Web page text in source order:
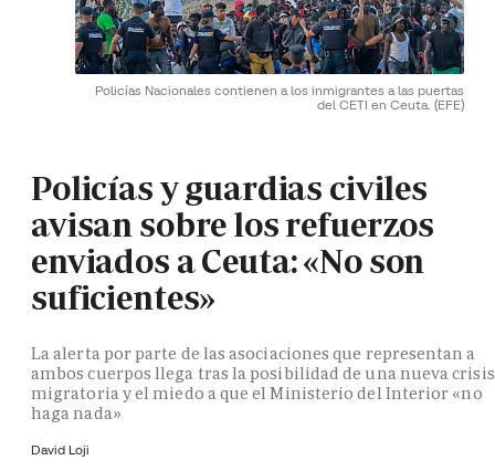
Policías Nacionales contienen a los inmigrantes a las puertas
del CETI en Ceuta. (EFE)
Policías y guardias civiles
avisan sobre los refuerzos
enviados a Ceuta: «No son
suficientes»
La alerta por parte de las asociaciones que representan a
ambos cuerpos llega tras la posibilidad de una nueva crisis
migratoria y el miedo a que el Ministerio del Interior «no
haga nada»
David Loji